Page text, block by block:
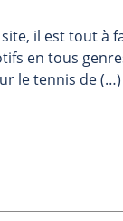
il est tout à
en tous
le tennis de (…)